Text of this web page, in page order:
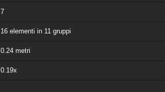
7
16 elementi in 11 gruppi
0.24 metri
0.19x